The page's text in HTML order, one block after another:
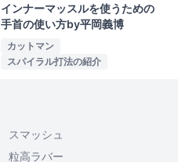
インナーマッスルを使うための
手首の使い方by平岡義博
カットマン
スパイラル打法の紹介
スマッシュ
粒高ラバー